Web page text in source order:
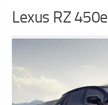
Lexus RZ 450e